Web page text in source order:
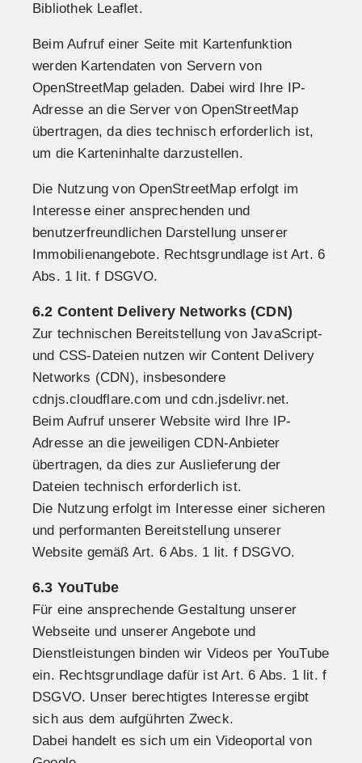
Bibliothek Leaflet.
Beim Aufruf einer Seite mit Kartenfunktion
werden Kartendaten von Servern von
OpenStreetMap geladen. Dabei wird Ihre IP-
Adresse an die Server von OpenStreetMap
übertragen, da dies technisch erforderlich ist,
um die Karteninhalte darzustellen.
Die Nutzung von OpenStreetMap erfolgt im
Interesse einer ansprechenden und
benutzerfreundlichen Darstellung unserer
Immobilienangebote. Rechtsgrundlage ist Art. 6
Abs. 1 lit. f DSGVO.
6.2 Content Delivery Networks (CDN)
Zur technischen Bereitstellung von JavaScript-
und CSS-Dateien nutzen wir Content Delivery
Networks (CDN), insbesondere
cdnjs.cloudflare.com und cdn.jsdelivr.net.
Beim Aufruf unserer Website wird Ihre IP-
Adresse an die jeweiligen CDN-Anbieter
übertragen, da dies zur Auslieferung der
Dateien technisch erforderlich ist.
Die Nutzung erfolgt im Interesse einer sicheren
und performanten Bereitstellung unserer
Website gemäß Art. 6 Abs. 1 lit. f DSGVO.
6.3 YouTube
Für eine ansprechende Gestaltung unserer
Webseite und unserer Angebote und
Dienstleistungen binden wir Videos per YouTube
ein. Rechtsgrundlage dafür ist Art. 6 Abs. 1 lit. f
DSGVO. Unser berechtigtes Interesse ergibt
sich aus dem aufgührten Zweck.
Dabei handelt es sich um ein Videoportal von